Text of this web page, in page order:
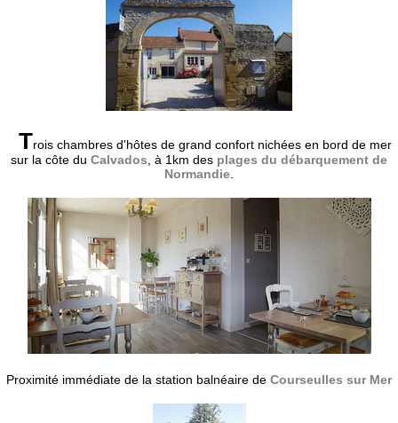
Trois chambres d'hôtes de grand confort nichées en bord de mer
sur la côte du Calvados , à 1km des plages du débarquement de
Normandie
Proximité immédiate de la station balnéaire de Courseulles sur Mer